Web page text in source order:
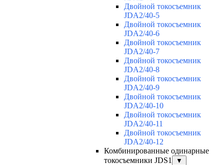
Двойной токосъемник
JDA2/40-5
Двойной токосъемник
JDA2/40-6
Двойной токосъемник
JDA2/40-7
Двойной токосъемник
JDA2/40-8
Двойной токосъемник
JDA2/40-9
Двойной токосъемник
JDA2/40-10
Двойной токосъемник
JDA2/40-11
Двойной токосъемник
JDA2/40-12
Комбинированные одинарные
токосъемники JDS1
▼